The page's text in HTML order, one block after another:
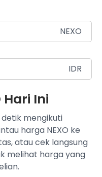
NEXO
IDR
Hari Ini
mengikuti
harga NEXO ke
atau cek langsung
melihat harga yang